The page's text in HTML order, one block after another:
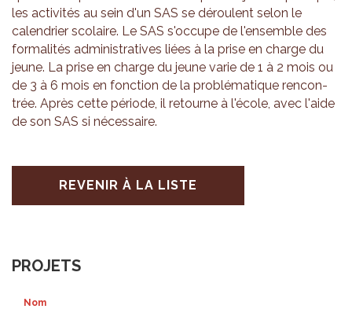
les acti­vi­tés au sein d'un SAS se déroulent selon le
calen­drier sco­laire. Le SAS s'oc­cupe de l'en­semble des
for­ma­li­tés admi­nis­tra­tives liées à la prise en charge du
jeune. La prise en charge du jeune varie de 1 à 2 mois ou
de 3 à 6 mois en fonc­tion de la pro­blé­ma­tique ren­con­
trée. Après cette période, il retourne à l'école, avec l'aide
de son SAS si néces­saire.
REVENIR À LA LISTE
PROJETS
Nom